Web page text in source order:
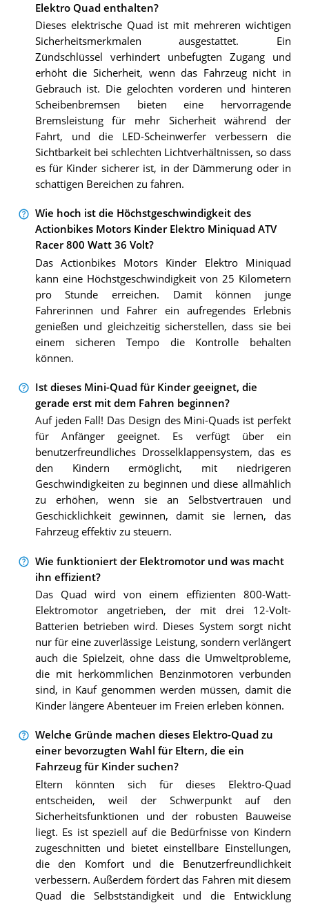
Elektro Quad enthalten?
Dieses elektrische Quad ist mit mehreren wichtigen
Sicherheitsmerkmalen ausgestattet. Ein
Zündschlüssel verhindert unbefugten Zugang und
erhöht die Sicherheit, wenn das Fahrzeug nicht in
Gebrauch ist. Die gelochten vorderen und hinteren
Scheibenbremsen bieten eine hervorragende
Bremsleistung für mehr Sicherheit während der
Fahrt, und die LED-Scheinwerfer verbessern die
Sichtbarkeit bei schlechten Lichtverhältnissen, so dass
es für Kinder sicherer ist, in der Dämmerung oder in
schattigen Bereichen zu fahren.
Wie hoch ist die Höchstgeschwindigkeit des
Actionbikes Motors Kinder Elektro Miniquad ATV
Racer 800 Watt 36 Volt?
Das Actionbikes Motors Kinder Elektro Miniquad
kann eine Höchstgeschwindigkeit von 25 Kilometern
pro Stunde erreichen. Damit können junge
Fahrerinnen und Fahrer ein aufregendes Erlebnis
genießen und gleichzeitig sicherstellen, dass sie bei
einem sicheren Tempo die Kontrolle behalten
können.
Ist dieses Mini-Quad für Kinder geeignet, die
gerade erst mit dem Fahren beginnen?
Auf jeden Fall! Das Design des Mini-Quads ist perfekt
für Anfänger geeignet. Es verfügt über ein
benutzerfreundliches Drosselklappensystem, das es
den Kindern ermöglicht, mit niedrigeren
Geschwindigkeiten zu beginnen und diese allmählich
zu erhöhen, wenn sie an Selbstvertrauen und
Geschicklichkeit gewinnen, damit sie lernen, das
Fahrzeug effektiv zu steuern.
Wie funktioniert der Elektromotor und was macht
ihn effizient?
Das Quad wird von einem effizienten 800-Watt-
Elektromotor angetrieben, der mit drei 12-Volt-
Batterien betrieben wird. Dieses System sorgt nicht
nur für eine zuverlässige Leistung, sondern verlängert
auch die Spielzeit, ohne dass die Umweltprobleme,
die mit herkömmlichen Benzinmotoren verbunden
sind, in Kauf genommen werden müssen, damit die
Kinder längere Abenteuer im Freien erleben können.
Welche Gründe machen dieses Elektro-Quad zu
einer bevorzugten Wahl für Eltern, die ein
Fahrzeug für Kinder suchen?
Eltern könnten sich für dieses Elektro-Quad
entscheiden, weil der Schwerpunkt auf den
Sicherheitsfunktionen und der robusten Bauweise
liegt. Es ist speziell auf die Bedürfnisse von Kindern
zugeschnitten und bietet einstellbare Einstellungen,
die den Komfort und die Benutzerfreundlichkeit
verbessern. Außerdem fördert das Fahren mit diesem
Quad die Selbstständigkeit und die Entwicklung